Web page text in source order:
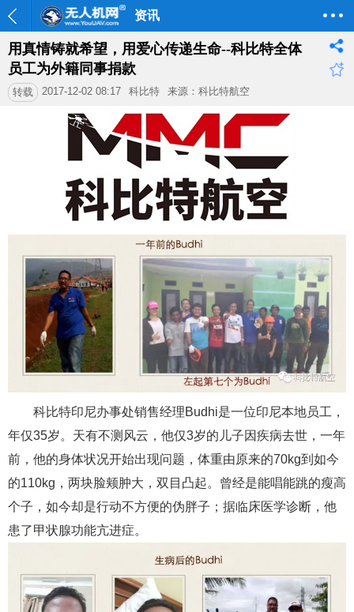
资讯
用真情铸就希望，用爱心传递生命--科比特全体
员工为外籍同事捐款
转载 2017-12-02 08:17 科比特 来源：科比特航空
科比特印尼办事处销售经理Budhi是一位印尼本地员工，
年仅35岁。天有不测风云，他仅3岁的儿子因疾病去世，一年
前，他的身体状况开始出现问题，体重由原来的70kg到如今
的110kg，两块脸颊肿大，双目凸起。曾经是能唱能跳的瘦高
个子，如今却是行动不方便的伪胖子；据临床医学诊断，他
患了甲状腺功能亢进症。